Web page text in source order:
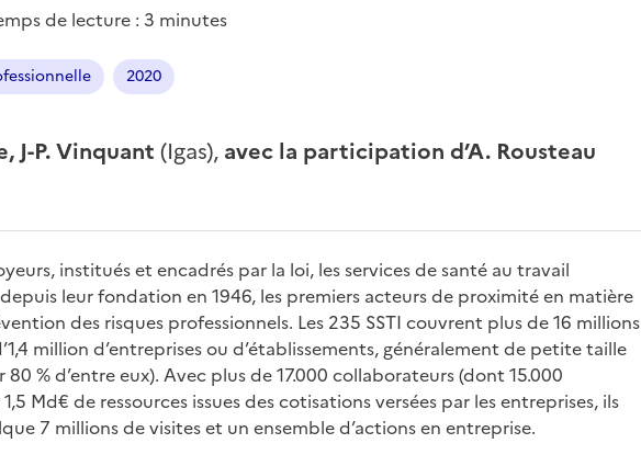
de lecture : 3 minutes
2020
J-P. Vinquant(Igas), avec la participation d’A. Rousteau
institués et encadrés par la loi, les services de santé au travail
leur fondation en 1946, les premiers acteurs de proximité en matière
des risques professionnels. Les 235 SSTI couvrent plus de 16 millions
million d’entreprises ou d’établissements, généralement de petite taille
80 % d’entre eux). Avec plus de 17.000 collaborateurs (dont 15.000
Md€ de ressources issues des cotisations versées par les entreprises, ils
7 millions de visites et un ensemble d’actions en entreprise.